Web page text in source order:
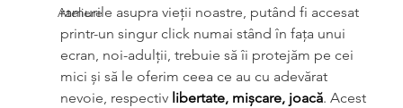
Ateliere
ramurile asupra vieții noastre, putând fi accesat
printr-un singur click numai stând în fața unui
ecran, noi-adulții, trebuie să îi protejăm pe cei
mici și să le oferim ceea ce au cu adevărat
nevoie, respectiv libertate, mișcare, joacă. Acest